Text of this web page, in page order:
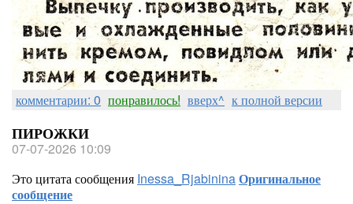
комментарии: 0 понравилось! вверх^ к полной версии
ПИРОЖКИ
07-07-2026 10:09
Это цитата сообщения Inessa_RjabininaОригинальное
сообщение